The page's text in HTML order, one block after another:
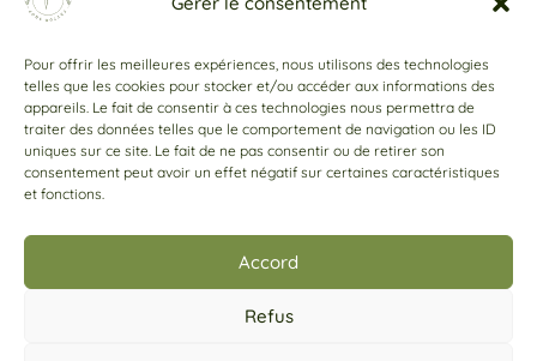
Pour offrir les meilleures expériences, nous utilisons des technologies
telles que les cookies pour stocker et/ou accéder aux informations des
appareils. Le fait de consentir à ces technologies nous permettra de
traiter des données telles que le comportement de navigation ou les ID
uniques sur ce site. Le fait de ne pas consentir ou de retirer son
consentement peut avoir un effet négatif sur certaines caractéristiques
et fonctions.
Accord
Refus